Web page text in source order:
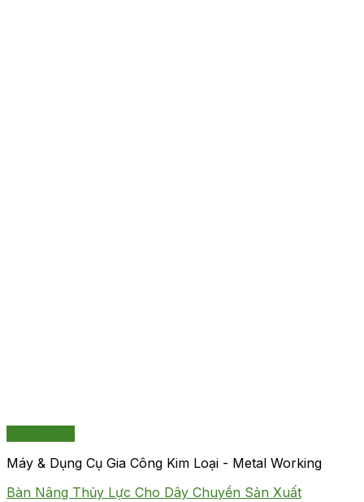
Máy & Dụng Cụ Gia Công Kim Loại - Metal Working
Bàn Nâng Thủy Lực Cho Dây Chuyền Sản Xuất